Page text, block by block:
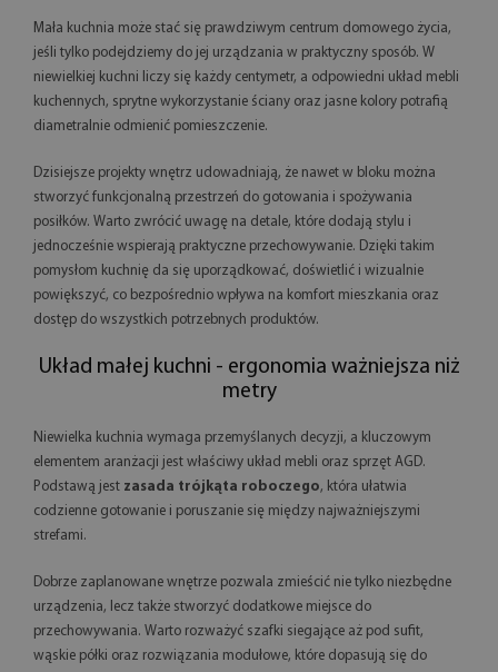
Mała kuchnia może stać się prawdziwym centrum domowego życia,
jeśli tylko podejdziemy do jej urządzania w praktyczny sposób. W
niewielkiej kuchni liczy się każdy centymetr, a odpowiedni układ mebli
kuchennych, sprytne wykorzystanie ściany oraz jasne kolory potrafią
diametralnie odmienić pomieszczenie.
Dzisiejsze projekty wnętrz udowadniają, że nawet w bloku można
stworzyć funkcjonalną przestrzeń do gotowania i spożywania
posiłków. Warto zwrócić uwagę na detale, które dodają stylu i
jednocześnie wspierają praktyczne przechowywanie. Dzięki takim
pomysłom kuchnię da się uporządkować, doświetlić i wizualnie
powiększyć, co bezpośrednio wpływa na komfort mieszkania oraz
dostęp do wszystkich potrzebnych produktów.
Układ małej kuchni - ergonomia ważniejsza niż
metry
Niewielka kuchnia wymaga przemyślanych decyzji, a kluczowym
elementem aranżacji jest właściwy układ mebli oraz sprzęt AGD.
Podstawą jest zasada trójkąta roboczego, która ułatwia
codzienne gotowanie i poruszanie się między najważniejszymi
strefami.
Dobrze zaplanowane wnętrze pozwala zmieścić nie tylko niezbędne
urządzenia, lecz także stworzyć dodatkowe miejsce do
przechowywania. Warto rozważyć szafki siegające aż pod sufit,
wąskie półki oraz rozwiązania modułowe, które dopasują się do